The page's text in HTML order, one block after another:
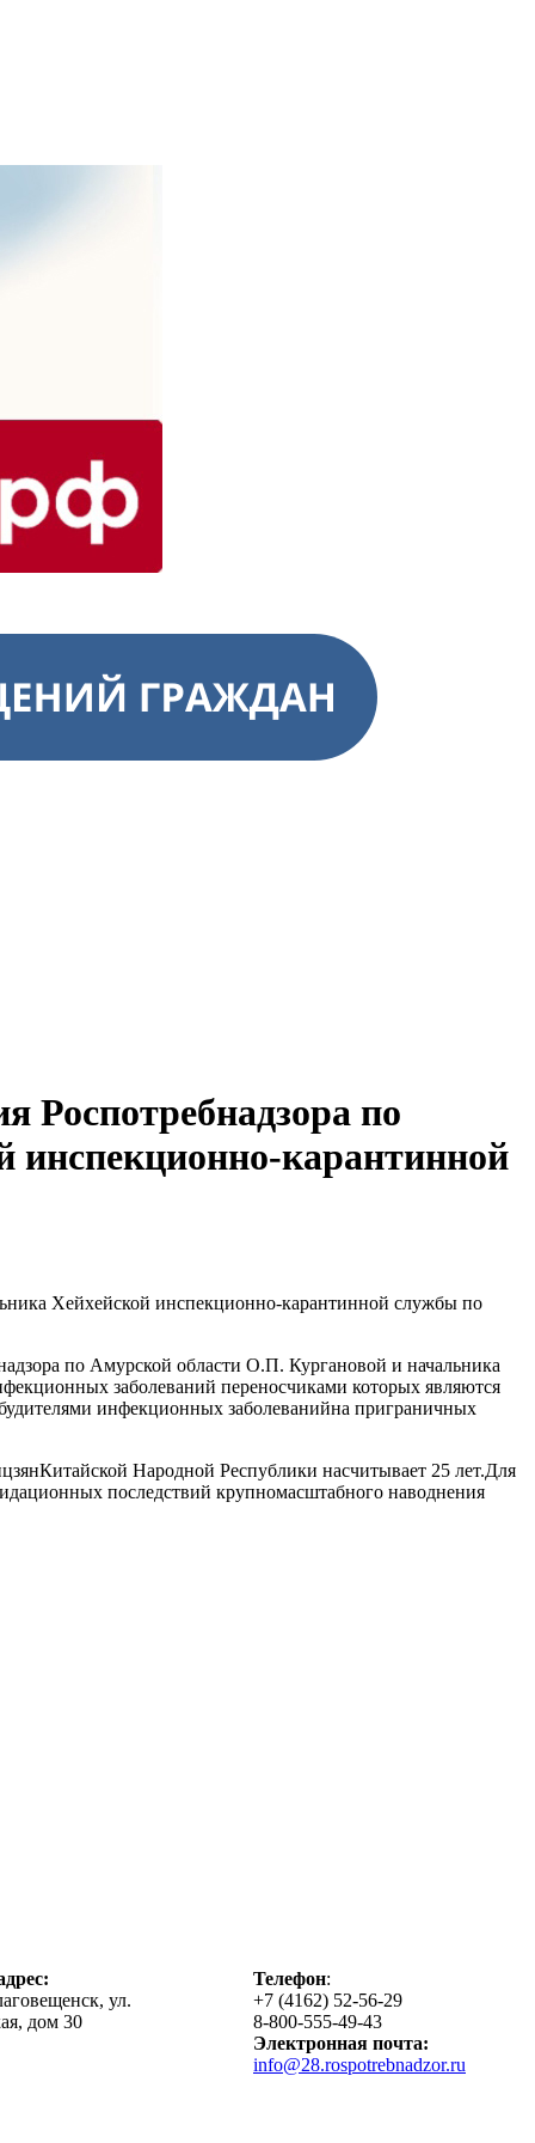
Роспотребнадзора по
инспекционно-карантинной
Хейхейской инспекционно-карантинной службы по
по Амурской области О.П. Кургановой и начальника
заболеваний переносчиками которых являются
инфекционных заболеванийна приграничных
Народной Республики насчитывает 25 лет.Для
последствий крупномасштабного наводнения
ул.
дом 30
Телефон:
+7 (4162) 52-56-29
8-800-555-49-43
Электронная почта:
info@28.rospotrebnadzor.ru